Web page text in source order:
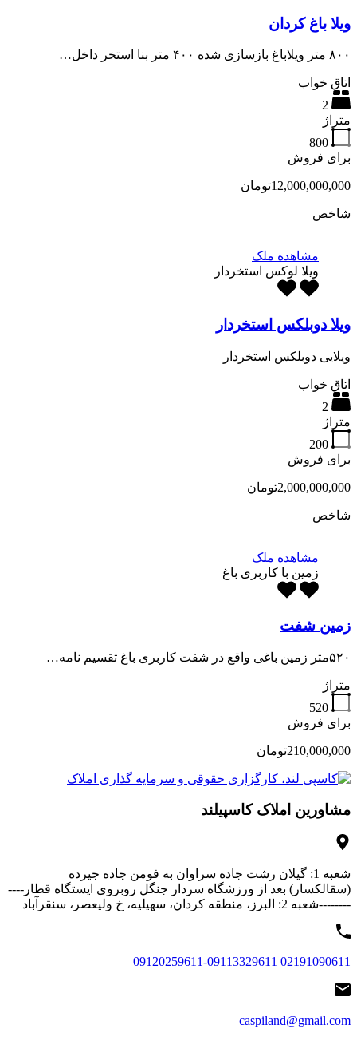
ویلا باغ کردان
۸۰۰ متر ویلاباغ بازسازی شده ۴۰۰ متر بنا استخر داخل…
اتاق خواب
2
متراژ
800
برای فروش
12,000,000,000تومان
شاخص
مشاهده ملک
ویلا لوکس استخردار
ویلا دوبلکس استخردار
ویلایی دوبلکس استخردار
اتاق خواب
2
متراژ
200
برای فروش
2,000,000,000تومان
شاخص
مشاهده ملک
زمین با کاربری باغ
زمین شفت
۵۲۰متر زمین باغی واقع در شفت کاربری باغ تقسیم نامه…
متراژ
520
برای فروش
210,000,000تومان
مشاورین املاک کاسپیلند
شعبه 1: گیلان رشت جاده سراوان به فومن جاده جیرده
(سقالکسار) بعد از ورزشگاه سردار جنگل روبروی ایستگاه قطار----
--------شعبه 2: البرز، منطقه کردان، سهیلیه، خ ولیعصر، سنقرآباد
02191090611 09120259611-09113329611
caspiland@gmail.com